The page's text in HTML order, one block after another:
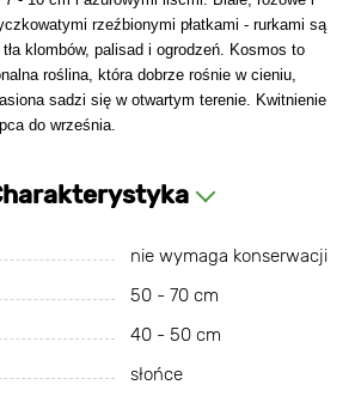
rzeźbionymi płatkami - rurkami są
klombów, palisad i ogrodzeń. Kosmos to
roślina, która dobrze rośnie w cieniu,
sadzi się w otwartym terenie. Kwitnienie
do września.
nie wymaga konserwacji
50 - 70 cm
40 - 50 cm
słońce